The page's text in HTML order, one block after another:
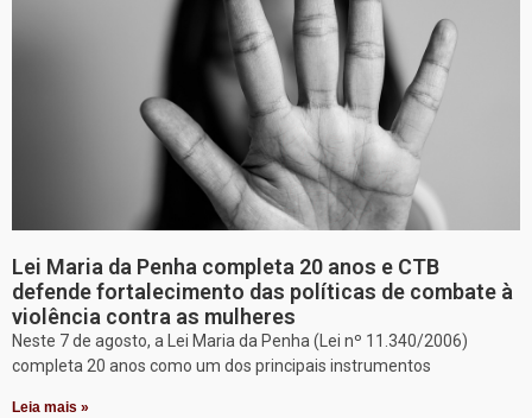
Lei Maria da Penha completa 20 anos e CTB
defende fortalecimento das políticas de combate à
violência contra as mulheres
Neste 7 de agosto, a Lei Maria da Penha (Lei nº 11.340/2006)
completa 20 anos como um dos principais instrumentos
Leia mais »